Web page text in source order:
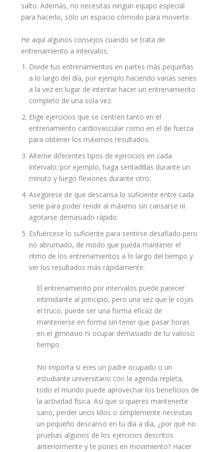
salto. Además, no necesitas ningún equipo especial
para hacerlo, sólo un espacio cómodo para moverte.
He aquí algunos consejos cuando se trata de
entrenamiento a intervalos:
Divide tus entrenamientos en partes más pequeñas
a lo largo del día, por ejemplo haciendo varias series
a la vez en lugar de intentar hacer un entrenamiento
completo de una sola vez.
Elige ejercicios que se centren tanto en el
entrenamiento cardiovascular como en el de fuerza
para obtener los máximos resultados.
Alterne diferentes tipos de ejercicios en cada
intervalo; por ejemplo, haga sentadillas durante un
minuto y luego flexiones durante otro.
Asegúrese de que descansa lo suficiente entre cada
serie para poder rendir al máximo sin cansarse ni
agotarse demasiado rápido.
Esfuércese lo suficiente para sentirse desafiado pero
no abrumado, de modo que pueda mantener el
ritmo de los entrenamientos a lo largo del tiempo y
ver los resultados más rápidamente.
El entrenamiento por intervalos puede parecer
intimidante al principio, pero una vez que le cojas
el truco, puede ser una forma eficaz de
mantenerse en forma sin tener que pasar horas
en el gimnasio ni ocupar demasiado de tu valioso
tiempo.
No importa si eres un padre ocupado o un
estudiante universitario con la agenda repleta,
todo el mundo puede aprovechar los beneficios de
la actividad física. Así que si quieres mantenerte
sano, perder unos kilos o simplemente necesitas
un pequeño descanso en tu día a día, ¿por qué no
pruebas algunos de los ejercicios descritos
anteriormente y te pones en movimiento? Hacer